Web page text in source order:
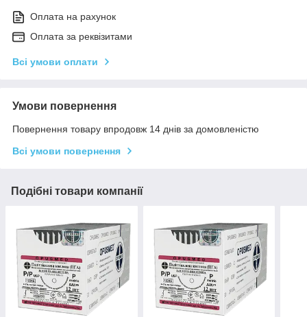
Оплата на рахунок
Оплата за реквізитами
Всі умови оплати
Умови повернення
Повернення товару впродовж 14 днів за домовленістю
Всі умови повернення
Подібні товари компанії